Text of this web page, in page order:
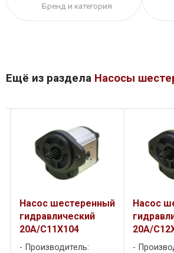
Бренд и категория
Ещё из раздела Насосы
Насос шестеренный
гидравлический
20A/C12X104
Производитель:
Насос
20A/